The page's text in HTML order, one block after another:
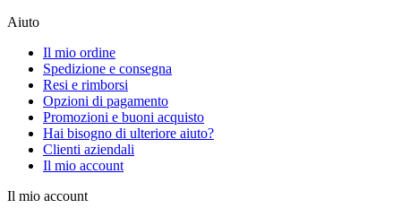
Aiuto
Il mio ordine
Spedizione e consegna
Resi e rimborsi
Opzioni di pagamento
Promozioni e buoni acquisto
Hai bisogno di ulteriore aiuto?
Clienti aziendali
Il mio account
Il mio account